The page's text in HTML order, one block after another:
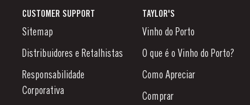
CUSTOMER SUPPORT
Sitemap
Distribuidores e Retalhistas
Responsabilidade
Corporativa
TAYLOR'S
Vinho do Porto
O que é o Vinho do Porto?
Como Apreciar
Comprar